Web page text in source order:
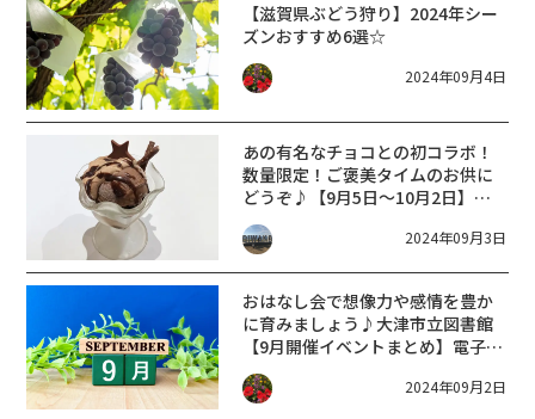
【滋賀県ぶどう狩り】2024年シー
ズンおすすめ6選☆
2024年09月4日
あの有名なチョコとの初コラボ！
数量限定！ご褒美タイムのお供に
どうぞ♪【9月5日～10月2日】
【サーティワン】
2024年09月3日
おはなし会で想像力や感情を豊か
に育みましょう♪大津市立図書館
【9月開催イベントまとめ】電子図
書館の読み放題コンテンツも便
利！
2024年09月2日